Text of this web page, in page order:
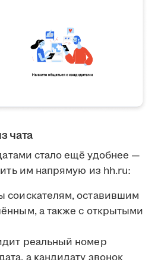
чата
стало ещё удобнее —
им напрямую из hh.ru:
соискателям, оставившим
а также с открытыми
реальный номер